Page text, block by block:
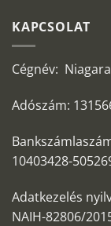
KAPCSOLAT
Cégnév:
Adószám:
10403428-
Adatkezelés
NAIH-82806/